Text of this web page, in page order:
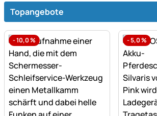
Topangebote
-10,0% -5,0%